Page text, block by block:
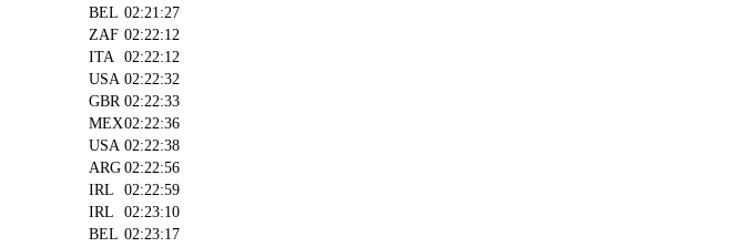
BEL 02:21:27
ZAF 02:22:12
ITA 02:22:12
USA 02:22:32
GBR 02:22:33
MEX02:22:36
USA 02:22:38
ARG 02:22:56
IRL
02:22:59
IRL
02:23:10
BEL 02:23:17